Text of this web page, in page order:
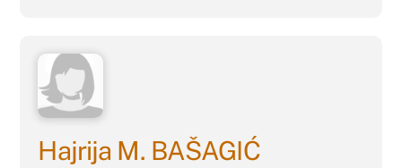
Hajrija M. BAŠAGIĆ